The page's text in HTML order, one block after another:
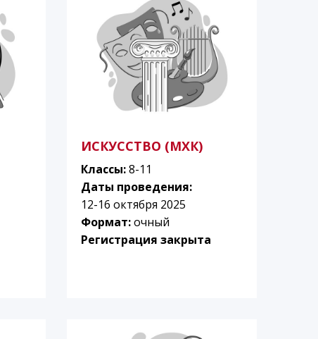
ИСКУССТВО (МХК)
Классы:8-11
Даты проведения:
12-16 октября 2025
Формат:очный
Регистрация закрыта